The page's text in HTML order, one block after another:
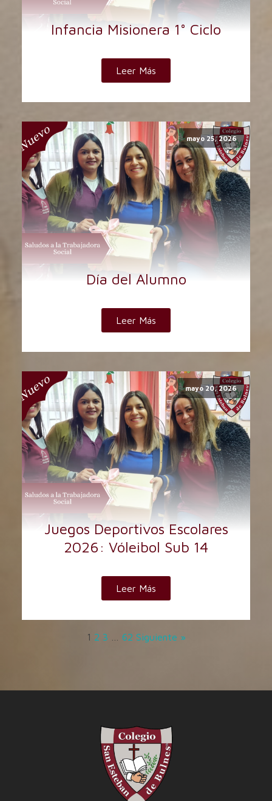
Infancia Misionera 1° Ciclo
Leer Más
mayo 25, 2026
Día del Alumno
Leer Más
mayo 20, 2026
Juegos Deportivos Escolares
2026: Vóleibol Sub 14
Leer Más
1 2 3 62 Siguiente »